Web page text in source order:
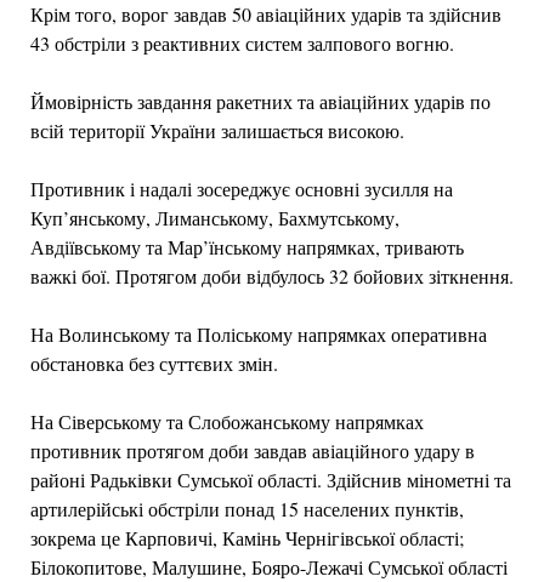
Крім того, ворог завдав 50 авіаційних ударів та здійснив
43 обстріли з реактивних систем залпового вогню.
Ймовірність завдання ракетних та авіаційних ударів по
всій території України залишається високою.
Противник і надалі зосереджує основні зусилля на
Куп’янському, Лиманському, Бахмутському,
Авдіївському та Мар’їнському напрямках, тривають
важкі бої. Протягом доби відбулось 32 бойових зіткнення.
На Волинському та Поліському напрямках оперативна
обстановка без суттєвих змін.
На Сіверському та Слобожанському напрямках
противник протягом доби завдав авіаційного удару в
районі Радьківки Сумської області. Здійснив мінометні та
артилерійські обстріли понад 15 населених пунктів,
зокрема це Карповичі, Камінь Чернігівської області;
Білокопитове, Малушине, Бояро-Лежачі Сумської області